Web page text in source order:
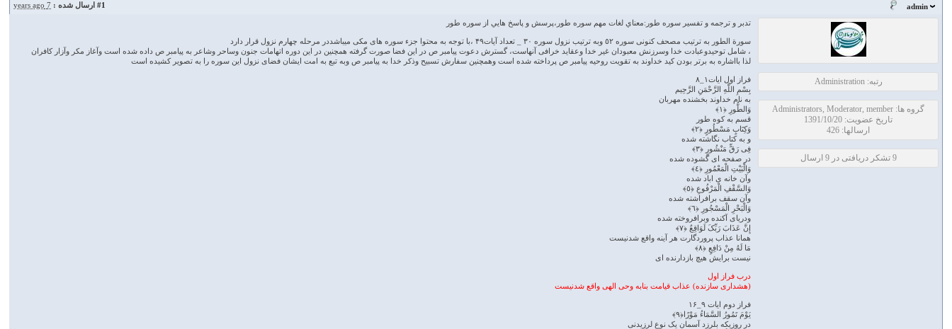
admin
#1 ارسال شده : 7 years ago
رتبه: Administration
گروه ها: Administrators, Moderator, member
تاریخ عضویت: 1391/10/20
ارسالها: 426
9 تشکر دریافتی در 9 ارسال
تدبر و ترجمه و تفسير سوره طور:معناي لغات مهم سوره طور،پرسش و پاسخ هايي از سوره طور
سورة الطور به ترتیب مصحف کنونی سوره ٥٢ وبه ترتیب نزول سوره ۳۰ _ تعداد آیات۴۹ ،با توجه به محتوا جزء سوره های مکی میباشددر مرحله چهارم نزول قرار دارد
، شامل توحیدوعبادت خدا وسرزنش معبودان غیر خدا وعقاید خرافی آنهاست، گسترش دعوت پیامبر ص در این فضا صورت گرفته همچنین در این دوره اتهامات جنون وساحر وشاعر به پیامبر ص داده شده است وآغاز مکر وآزار کافران
لذا بااشاره به برتر بودن کید خداوند به تقویت روحیه پیامبر ص پرداخته شده است وهمچنین سفارش تسبیح وذکر خدا به پیامبر ص وبه تبع به امت ایشان فضای نزول این سوره را به تصویر کشیده است
فراز اول ایات۱_۸
بِسْمِ اللَّهِ الرَّحْمَنِ الرَّحِیم
به نام خداوند بخشنده مهربان
وَالطُّورِ ﴿١﴾
قسم به کوه طور
وَکِتَابٍ مَسْطُورٍ ﴿٢﴾
و به کتاب نگاشته شده
فِی رَقٍّ مَنْشُورٍ ﴿٣﴾
در صفحه ای گشوده شده
وَالْبَیْتِ الْمَعْمُورِ ﴿٤﴾
وآن خانه ی اباد شده
وَالسَّقْفِ الْمَرْفُوعِ ﴿٥﴾
وآن سقف برافراشته شده
وَالْبَحْرِ الْمَسْجُورِ ﴿٦﴾
ودریای آکنده وبرافروخته شده
إِنَّ عَذَابَ رَبِّکَ لَوَاقِعٌ ﴿٧﴾
همانا عذاب پروردگارت هر آینه واقع شدنیست
مَا لَهُ مِنْ دَافِعٍ ﴿٨﴾
نیست برایش هیچ بازدارنده ای
درب فراز اول
(هشداری سازنده) عذاب قیامت بنابه وحی الهی واقع شدنیست
فراز دوم ایات ۹_۱۶
یَوْمَ تَمُورُ السَّمَاءُ مَوْرًا﴿٩﴾
در روزیکه بلرزد آسمان یک نوع لرزیدنی